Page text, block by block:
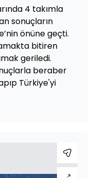
4 takımla
sonuçların
önüne geçti.
bitiren
geriledi.
beraber
Türkiye'yi